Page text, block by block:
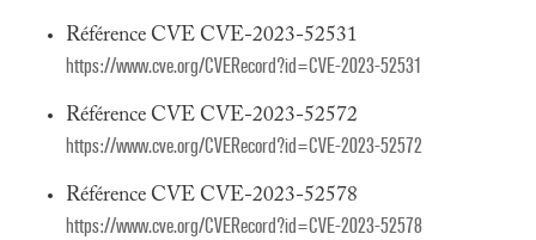
Référence CVE CVE-2023-52531
https://www.cve.org/CVERecord?id=CVE-2023-52531
Référence CVE CVE-2023-52572
https://www.cve.org/CVERecord?id=CVE-2023-52572
Référence CVE CVE-2023-52578
https://www.cve.org/CVERecord?id=CVE-2023-52578